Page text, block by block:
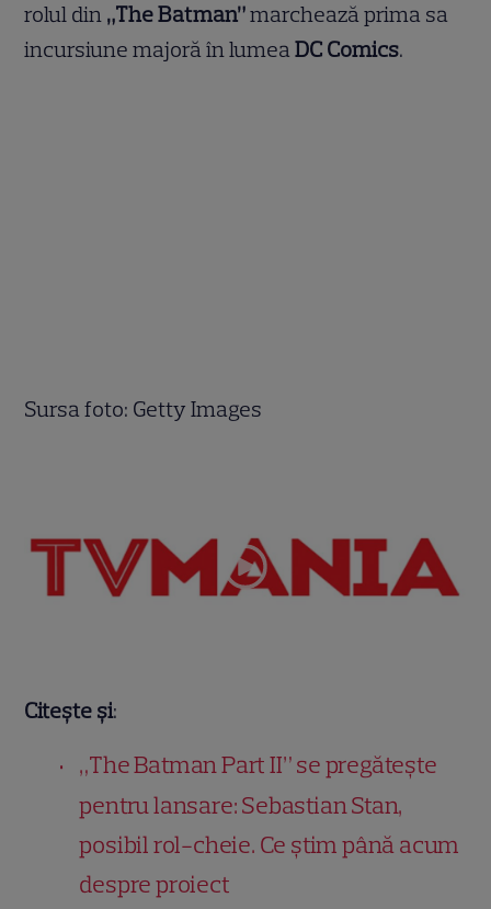
rolul din „The Batman”marchează prima sa
incursiune majoră în lumeaDC Comics.
Sursa foto: Getty Images
Citește și:
„The Batman Part II” se pregătește
pentru lansare: Sebastian Stan,
posibil rol-cheie. Ce știm până acum
despre proiect